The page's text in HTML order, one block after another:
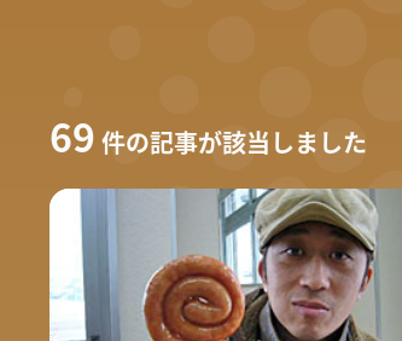
69 件の記事が該当しました